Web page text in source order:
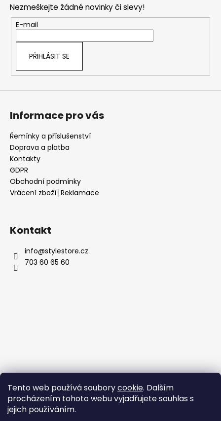
Tento web používá souborycookie. Dalším
procházením tohoto webu vyjadřujete souhlas s
jejich používáním.
Nezmeškejte žádné novinky či slevy!
E-mail
PŘIHLÁSIT SE
Informace pro vás
Řemínky a příslušenství
Doprava a platba
Kontakty
GDPR
Obchodní podmínky
Vrácení zboží│Reklamace
Kontakt
info@stylestore.cz
703 60 65 60